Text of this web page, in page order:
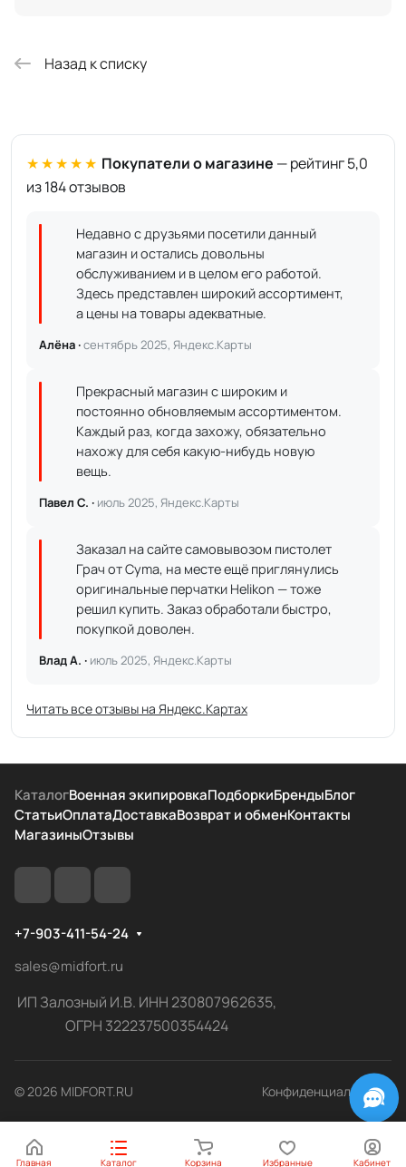
Назад к списку
★★★★★ Покупатели о магазине — рейтинг 5,0
из 184 отзывов
Недавно с друзьями посетили данный
магазин и остались довольны
обслуживанием и в целом его работой.
Здесь представлен широкий ассортимент,
а цены на товары адекватные.
Алёна ·сентябрь 2025, Яндекс.Карты
Прекрасный магазин с широким и
постоянно обновляемым ассортиментом.
Каждый раз, когда захожу, обязательно
нахожу для себя какую-нибудь новую
вещь.
Павел С. · июль 2025, Яндекс.Карты
Заказал на сайте самовывозом пистолет
Грач от Cyma, на месте ещё приглянулись
оригинальные перчатки Helikon — тоже
решил купить. Заказ обработали быстро,
покупкой доволен.
Влад А. · июль 2025, Яндекс.Карты
Читать все отзывы на Яндекс.Картах
КаталогВоенная экипировкаПодборкиБрендыБлог
СтатьиОплатаДоставкаВозврат и обменКонтакты
МагазиныОтзывы
+7-903-411-54-24
sales@midfort.ru
ИП Залозный И.В. ИНН 230807962635,
ОГРН 322237500354424
© 2026 MIDFORT.RU Конфиденциальность
Главная Каталог Корзина Избранные Кабинет